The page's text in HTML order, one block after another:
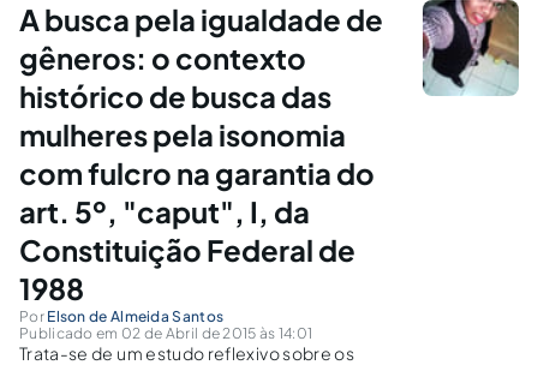
A busca pela igualdade de
gêneros: o contexto
histórico de busca das
mulheres pela isonomia
com fulcro na garantia do
art. 5º, "caput", I, da
Constituição Federal de
1988
Por Elson de Almeida Santos
Publicado em 02 de Abril de 2015 às 14:01
Trata-se de um estudo reflexivo sobre os